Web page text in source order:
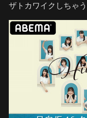
ザトカワイクしちゃ